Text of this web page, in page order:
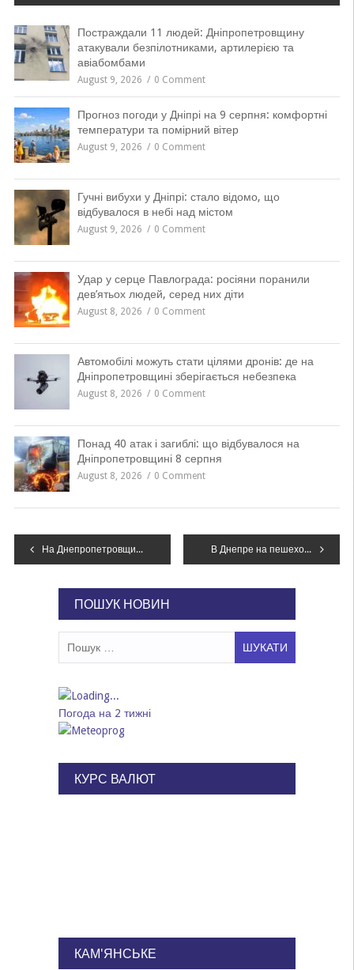
Постраждали 11 людей: Дніпропетровщину
атакували безпілотниками, артилерією та
авіабомбами
August 9, 2026 0 Comment
Прогноз погоди у Дніпрі на 9 серпня: комфортні
температури та помірний вітер
August 9, 2026 0 Comment
Гучні вибухи у Дніпрі: стало відомо, що
відбувалося в небі над містом
August 9, 2026 0 Comment
Удар у серце Павлограда: росіяни поранили
дев’ятьох людей, серед них діти
August 8, 2026 0 Comment
Автомобілі можуть стати цілями дронів: де на
Дніпропетровщині зберігається небезпека
August 8, 2026 0 Comment
Понад 40 атак і загиблі: що відбувалося на
Дніпропетровщині 8 серпня
August 8, 2026 0 Comment
Навігація
На Днепропетровщине появилось более тридцати матерей-героинь В Днепре на пешеходном переходе Volkswagen сбил женщину
ПОШУК НОВИН
Погода на 2 тижні
КУРС ВАЛЮТ
КАМ'ЯНСЬКЕ